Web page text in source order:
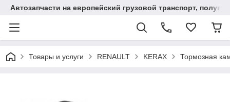
Автозапчасти на европейский грузовой транспорт,
Товары и услуги RENAULT KERAX Тормозная